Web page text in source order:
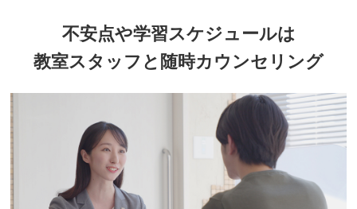
不安点や学習スケジュールは
教室スタッフと 随時カウンセリング